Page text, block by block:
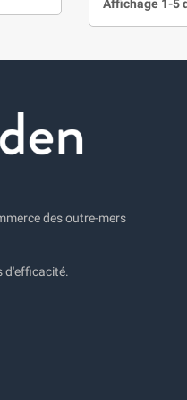
Affichage 1-5
des outre-mers
d'efficacité.